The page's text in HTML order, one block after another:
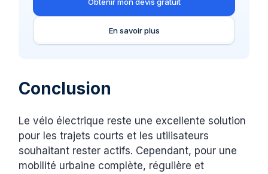
Obtenir mon devis gratuit
En savoir plus
Conclusion
Le vélo électrique reste une excellente solution
pour les trajets courts et les utilisateurs
souhaitant rester actifs. Cependant, pour une
mobilité urbaine complète, régulière et